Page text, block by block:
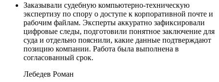
Заказывали судебную компьютерно-техническую
экспертизу по спору о доступе к корпоративной почте и
рабочим файлам. Эксперты аккуратно зафиксировали
цифровые следы, подготовили понятное заключение для
суда и отдельно пояснили, какие данные подтверждают
позицию компании. Работа была выполнена в
согласованный срок.
Лебедев Роман